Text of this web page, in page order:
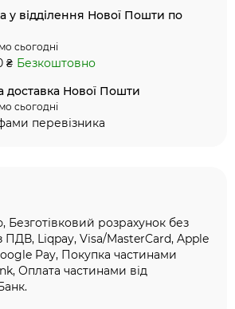
у відділення Нової Пошти по
сьогодні
₴ Безкоштовно
доставка Нової Пошти
сьогодні
перевізника
Безготівковий розрахунок без
ПДВ, Liqpay, Visa/MasterCard, Apple
Pay, Покупка частинами
Оплата частинами від